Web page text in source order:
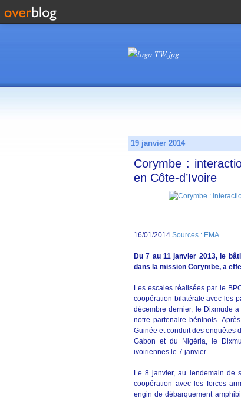
19 janvier 2014
Corymbe :
en Côte-d’Ivoire
16/01/2014 Sources : EMA
Du 7 au 11 janvier 2013, le
dans la mission Corymbe, a
Les escales réalisées par le
coopération bilatérale avec les
décembre dernier, le Dixmude
notre partenaire béninois.
Guinée et conduit des enquêtes
Gabon et du Nigéria, le
ivoiriennes le 7 janvier.
Le 8 janvier, au lendemain de
coopération avec les forces
engin de débarquement